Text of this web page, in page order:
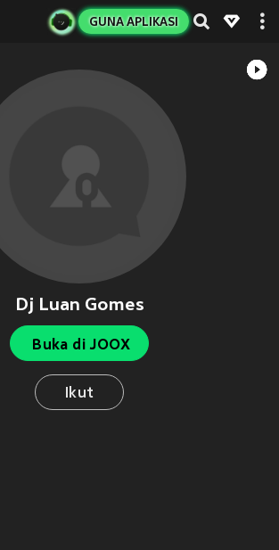
GUNA APLIKASI
Dj Luan Gomes
Buka di JOOX
Ikut